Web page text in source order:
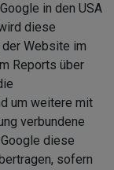
in den USA
diese
Website im
Reports über
um weitere mit
verbundene
diese
sofern